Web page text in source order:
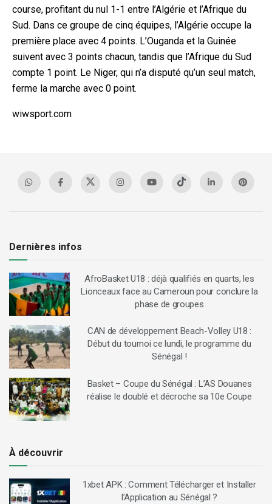
course, profitant du nul 1-1 entre l’Algérie et l’Afrique du
Sud. Dans ce groupe de cinq équipes, l’Algérie occupe la
première place avec 4 points. L’Ouganda et la Guinée
suivent avec 3 points chacun, tandis que l’Afrique du Sud
compte 1 point. Le Niger, qui n’a disputé qu’un seul match,
ferme la marche avec 0 point.
wiwsport.com
Dernières infos
AfroBasket U18 : déjà qualifiés en quarts, les
Lionceaux face au Cameroun pour conclure la
phase de groupes
CAN de développement Beach-Volley U18 :
Début du tournoi ce lundi, le programme du
Sénégal !
Basket – Coupe du Sénégal : L’AS Douanes
réalise le doublé et décroche sa 10e Coupe
À découvrir
1xbet APK : Comment Télécharger et Installer
l’Application au Sénégal ?